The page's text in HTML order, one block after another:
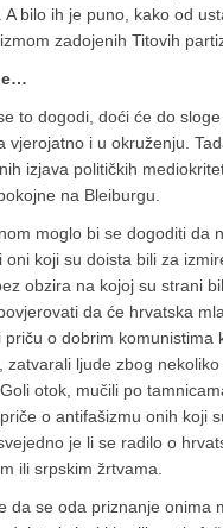
A bilo ih je puno, kako od
zadojenih Titovih
to dogodi, doći će do
vjerojatno i u okruženju.
izjava političkih
na Bleiburgu.
moglo bi se dogoditi da
oni koji su doista bili za
obzira na kojoj su strani
da će hrvatska
priču o dobrim komunistima
zatvarali ljude zbog nekoliko
otok, mučili po
o antifašizmu onih koji
je li se radilo o
ili srpskim žrtvama.
da se oda priznanje onima